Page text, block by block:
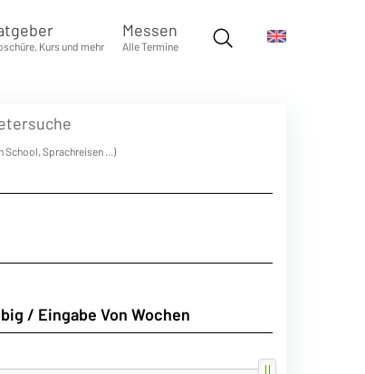
Kurs und mehr
Messen
Alle Termine
School, Sprachreisen ...)